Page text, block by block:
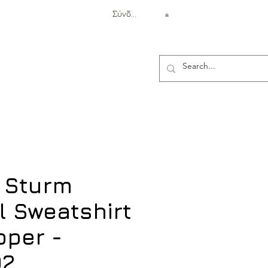
Σύνδεση
Sturm
Sweatshirt
-